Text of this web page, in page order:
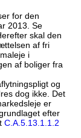
for den
2013. Se
skal den
af fri
i
af boliger fra
og
dog ikke. Det
er
efter
C.A.5.13.1.1.2